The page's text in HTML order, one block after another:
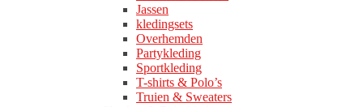
Jassen
kledingsets
Overhemden
Partykleding
Sportkleding
T-shirts & Polo’s
Truien & Sweaters